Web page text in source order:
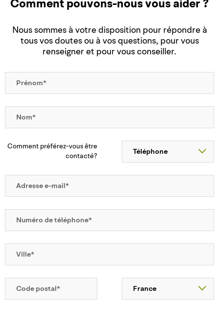
Comment pouvons-nous vous aider ?
Nous sommes à votre disposition pour répondre à
tous vos doutes ou à vos questions, pour vous
renseigner et pour vous conseiller.
Comment préférez-vous être
contacté?